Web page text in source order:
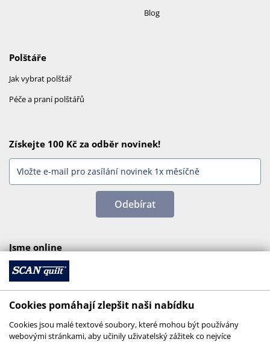
Blog
Polštáře
Jak vybrat polštář
Péče a praní polštářů
Získejte 100 Kč za odběr novinek!
Odebírat
Jsme online
Cookies pomáhají zlepšit naši nabídku
Cookies jsou malé textové soubory, které mohou být používány
webovými stránkami, aby učinily uživatelský zážitek co nejvíce